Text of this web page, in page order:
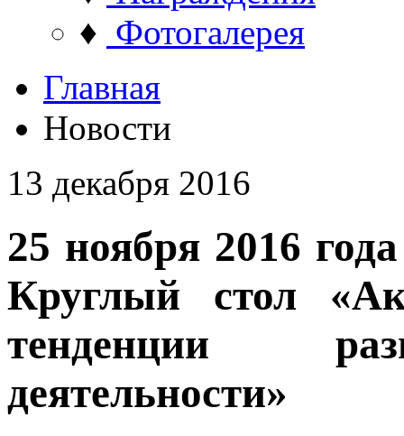
♦ Фотогалерея
Главная
Новости
13 декабря 2016
25 ноября 2016
Круглый стол
тенденции
деятельности»